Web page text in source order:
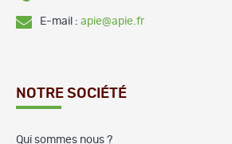
E-mail : apie@apie.fr
NOTRE SOCIÉTÉ
Qui sommes nous ?